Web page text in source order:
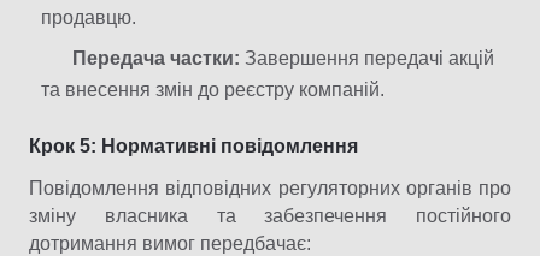
продавцю.
Передача частки: Завершення передачі акцій
та внесення змін до реєстру компаній.
Крок 5: Нормативні повідомлення
Повідомлення відповідних регуляторних органів про
зміну власника та забезпечення постійного
дотримання вимог передбачає: